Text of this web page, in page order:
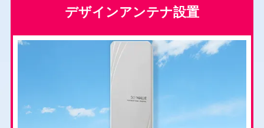
デザインアンテナ設置